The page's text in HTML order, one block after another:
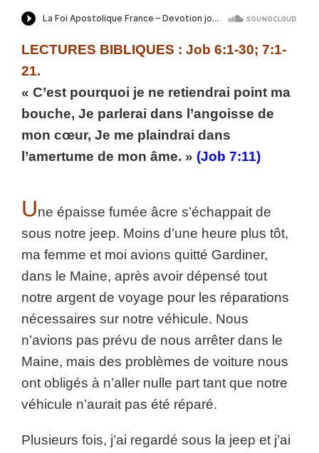
LECTURES BIBLIQUES : Job 6:1-30; 7:1-
21.
« C’est pourquoi je ne retiendrai point ma
bouche, Je parlerai dans l’angoisse de
mon cœur, Je me plaindrai dans
l’amertume de mon âme. » (Job 7:11)
Une épaisse fumée âcre s’échappait de
sous notre jeep. Moins d’une heure plus tôt,
ma femme et moi avions quitté Gardiner,
dans le Maine, après avoir dépensé tout
notre argent de voyage pour les réparations
nécessaires sur notre véhicule. Nous
n’avions pas prévu de nous arrêter dans le
Maine, mais des problèmes de voiture nous
ont obligés à n’aller nulle part tant que notre
véhicule n’aurait pas été réparé.
Plusieurs fois, j’ai regardé sous la jeep et j’ai